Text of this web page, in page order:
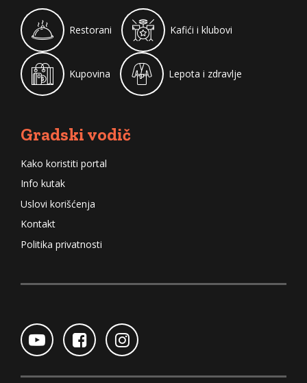
Restorani Kafići i klubovi
Kupovina Lepota i zdravlje
Gradski vodič
Kako koristiti portal
Info kutak
Uslovi korišćenja
Kontakt
Politika privatnosti